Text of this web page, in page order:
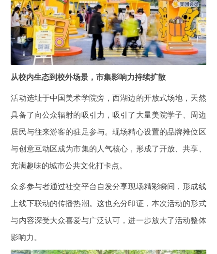
从校内生态到校外场景，市集影响力持续扩散
活动选址于中国美术学院旁，西湖边的开放式场地，天然
具备了向公众辐射的吸引力，吸引了大量美院学子、周边
居民与往来游客的驻足参与。现场精心设置的品牌摊位区
与创意互动区成为市集的人气核心，形成了开放、共享、
充满趣味的城市公共文化打卡点。
众多参与者通过社交平台自发分享现场精彩瞬间，形成线
上线下联动的传播热潮。这也充分印证，本次活动的形式
与内容深受大众喜爱与广泛认可，进一步放大了活动整体
影响力。